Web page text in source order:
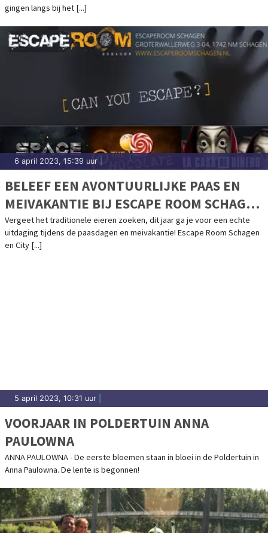
gingen langs bij het [...]
6 april 2023, 15:39 uur
BELEEF EEN AVONTUURLIJKE PAAS EN
MEIVAKANTIE BIJ ESCAPE ROOM SCHAGEN
& CITY ADVENTURES!
Vergeet het traditionele eieren zoeken, dit jaar ga je voor een echte
uitdaging tijdens de paasdagen en meivakantie! Escape Room Schagen
en City [...]
5 april 2023, 10:31 uur
VOORJAAR IN POLDERTUIN ANNA
PAULOWNA
ANNA PAULOWNA - De eerste bloemen staan in bloei in de Poldertuin in
Anna Paulowna. De lente is begonnen!